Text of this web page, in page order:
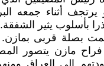
يرتجف أثناء جمعه
بأسلوب يثير الشفقة.
بصلة قربى بمازن.
مازن يتصور